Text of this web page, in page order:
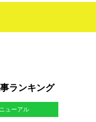
ランキング
ューアル